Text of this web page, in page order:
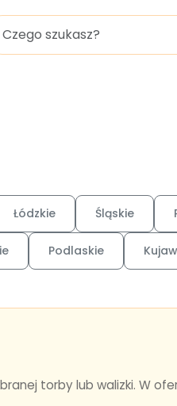
Łódzkie Śląskie
Podlaskie
torby lub walizki. W